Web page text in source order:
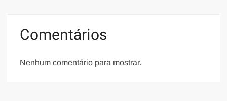
Comentários
Nenhum comentário para mostrar.